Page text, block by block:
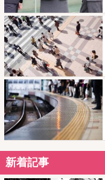
新着記事